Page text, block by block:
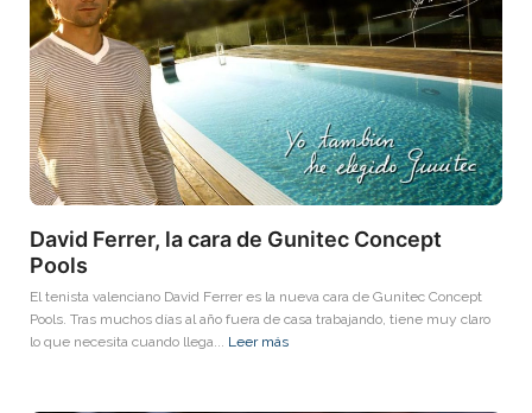
David Ferrer, la cara de Gunitec Concept
Pools
El tenista valenciano David Ferrer es la nueva cara de Gunitec Concept
Pools. Tras muchos días al año fuera de casa trabajando, tiene muy claro
lo que necesita cuando llega... Leer más